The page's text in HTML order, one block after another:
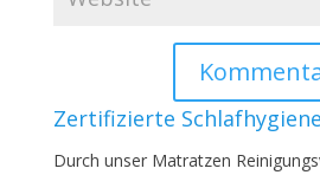
Zertifizierte
Durch unser Matratzen